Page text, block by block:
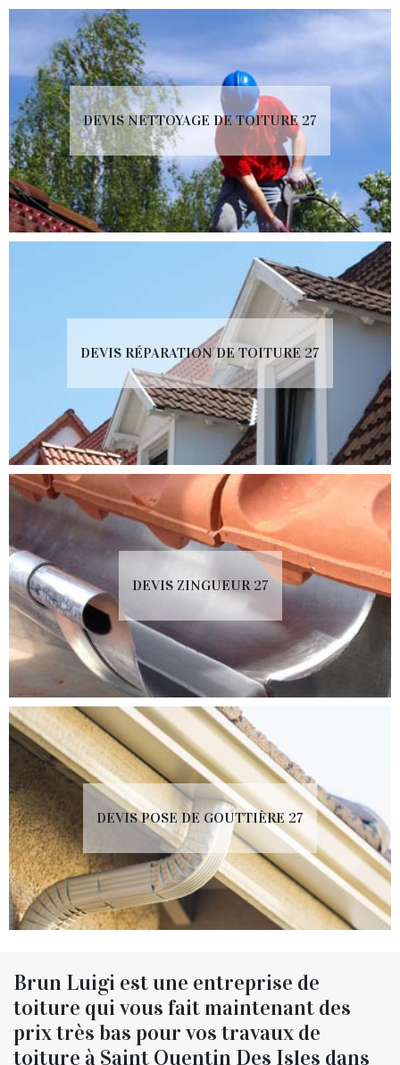
DEVIS NETTOYAGE DE TOITURE 27
DEVIS RÉPARATION DE TOITURE 27
DEVIS ZINGUEUR 27
DEVIS POSE DE GOUTTIÈRE 27
Brun Luigi est une entreprise de
toiture qui vous fait maintenant des
prix très bas pour vos travaux de
toiture à Saint Quentin Des Isles dans